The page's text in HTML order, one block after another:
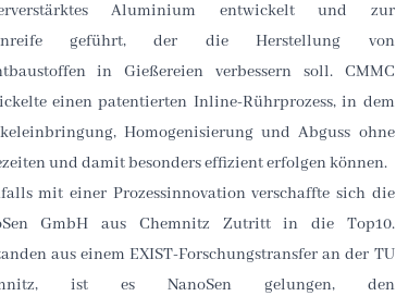
Aluminium entwickelt und zur
geführt, der die Herstellung von
in Gießereien verbessern soll. CMMC
einen patentierten Inline-Rührprozess, in dem
Homogenisierung und Abguss ohne
und damit besonders effizient erfolgen können.
mit einer Prozessinnovation verschaffte sich die
GmbH aus Chemnitz Zutritt in die Top10.
aus einem EXIST-Forschungstransfer an der TU
ist es NanoSen gelungen, den